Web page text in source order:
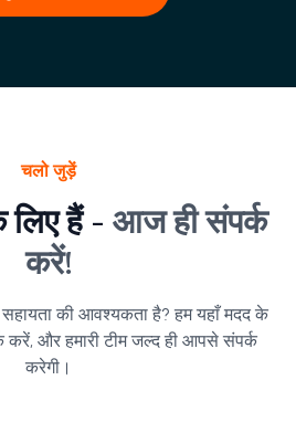
चलो जुड़ें
लिए हैं - आज ही संपर्क
करें!
की आवश्यकता है? हम यहाँ मदद के
और हमारी टीम जल्द ही आपसे संपर्क
करेगी।